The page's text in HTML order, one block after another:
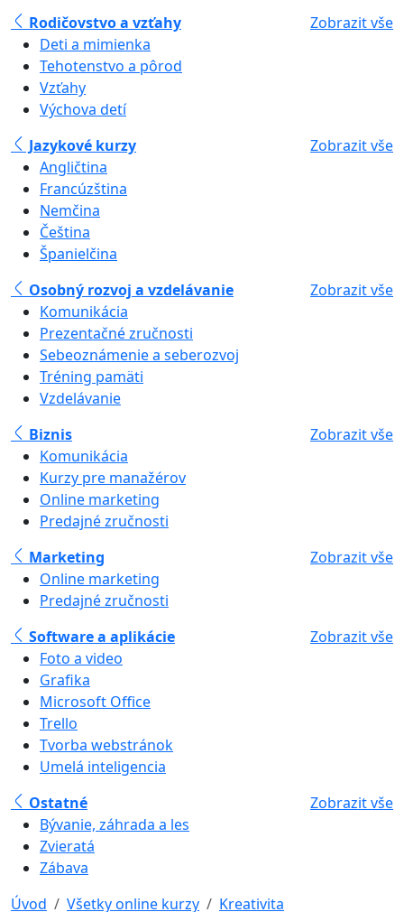
Rodičovstvo a vzťahy
Zobrazit vše
Deti a mimienka
Tehotenstvo a pôrod
Vzťahy
Výchova detí
Jazykové kurzy
Zobrazit vše
Angličtina
Francúzština
Nemčina
Čeština
Španielčina
Osobný rozvoj a vzdelávanie
Zobrazit vše
Komunikácia
Prezentačné zručnosti
Sebeoznámenie a seberozvoj
Tréning pamäti
Vzdelávanie
Biznis
Zobrazit vše
Komunikácia
Kurzy pre manažérov
Online marketing
Predajné zručnosti
Marketing
Zobrazit vše
Online marketing
Predajné zručnosti
Software a aplikácie
Zobrazit vše
Foto a video
Grafika
Microsoft Office
Trello
Tvorba webstránok
Umelá inteligencia
Ostatné
Zobrazit vše
Bývanie, záhrada a les
Zvieratá
Zábava
Úvod
Všetky online kurzy Kreativita